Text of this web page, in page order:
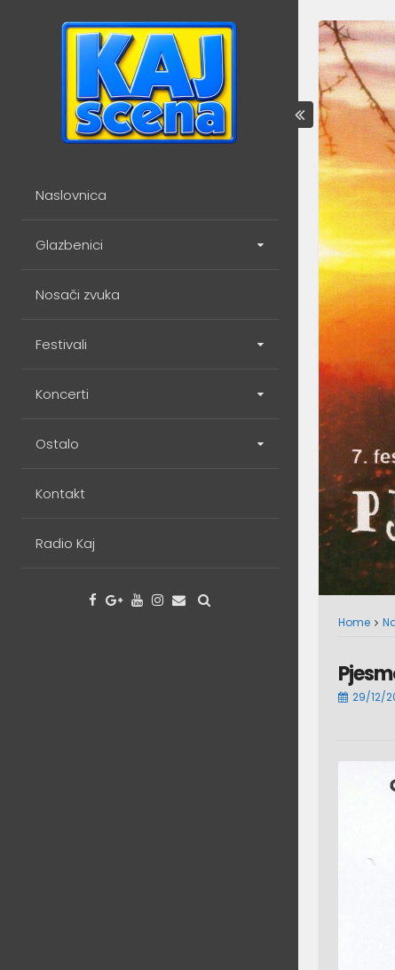
Naslovnica
Glazbenici
Nosači zvuka
Festivali
Koncerti
Ostalo
Kontakt
Radio Kaj
Home
29/12/